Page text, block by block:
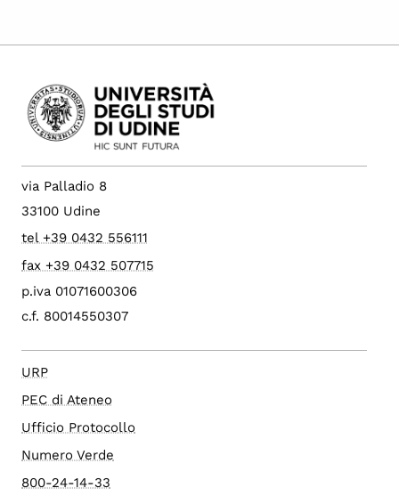
via Palladio 8
33100 Udine
tel +39 0432 556111
fax +39 0432 507715
p.iva 01071600306
c.f. 80014550307
URP
PEC di Ateneo
Ufficio Protocollo
Numero Verde
800-24-14-33